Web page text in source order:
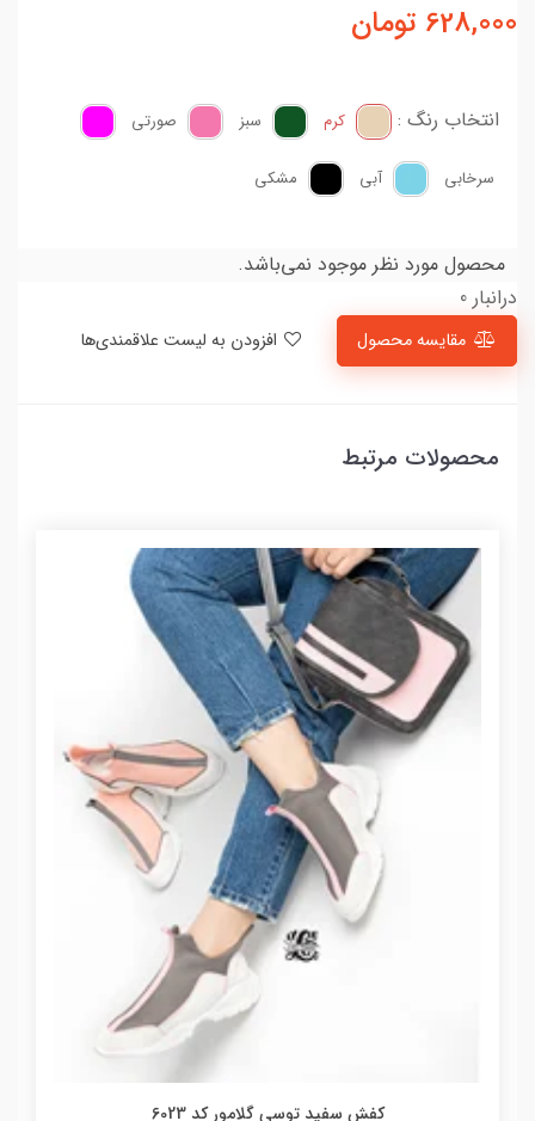
628,000 تومان
انتخاب رنگ : کرم سبز صورتی
سرخابی آبی مشکی
محصول مورد نظر موجود نمی‌باشد.
درانبار 0
مقایسه محصول
محصولات مرتبط
کفش سفید توسی گلامور کد 6023